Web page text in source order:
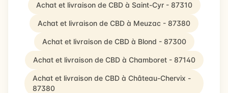
Achat et livraison de CBD à Saint-Cyr - 87310
Achat et livraison de CBD à Meuzac - 87380
Achat et livraison de CBD à Blond - 87300
Achat et livraison de CBD à Chamboret - 87140
Achat et livraison de CBD à Château-Chervix -
87380